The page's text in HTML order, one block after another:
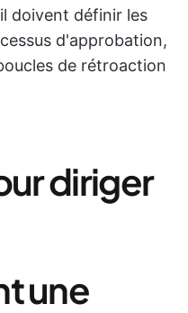
doivent définir les
d'approbation,
de rétroaction
diriger
une